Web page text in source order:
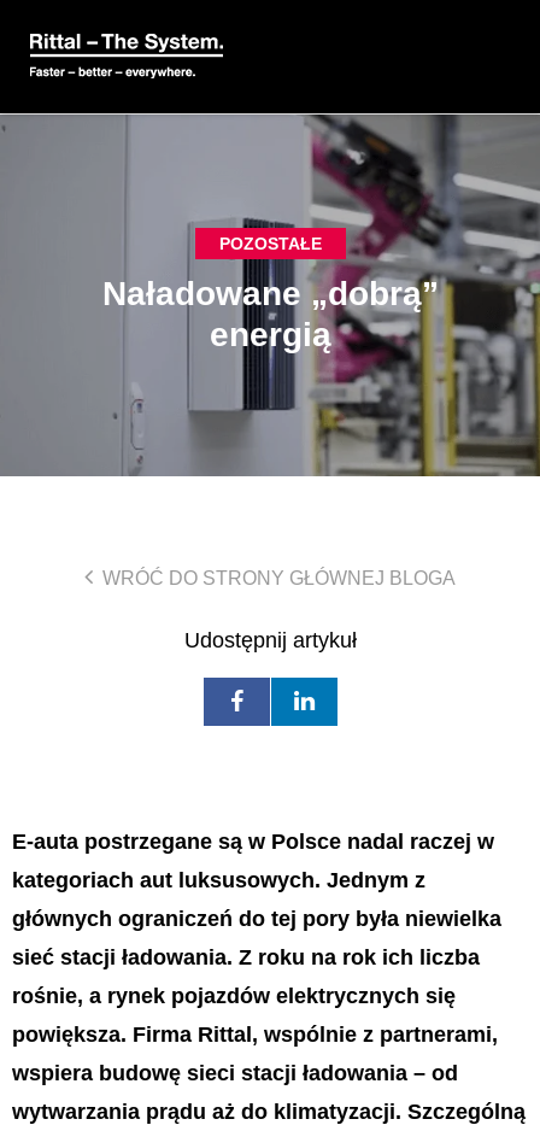
POZOSTAŁE
Naładowane „dobrą”
energią
WRÓĆ DO STRONY GŁÓWNEJ BLOGA
Udostępnij artykuł
E-auta postrzegane są w Polsce nadal raczej w
kategoriach aut luksusowych. Jednym z
głównych ograniczeń do tej pory była niewielka
sieć stacji ładowania. Z roku na rok ich liczba
rośnie, a rynek pojazdów elektrycznych się
powiększa. Firma Rittal, wspólnie z partnerami,
wspiera budowę sieci stacji ładowania – od
wytwarzania prądu aż do klimatyzacji. Szczególną